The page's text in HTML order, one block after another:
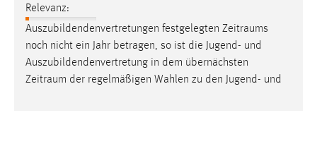
Relevanz:
Auszubildendenvertretungen festgelegten Zeitraums
noch nicht ein Jahr betragen, so ist die Jugend- und
Auszubildendenvertretung in dem übernächsten
Zeitraum der regelmäßigen Wahlen zu den Jugend- und